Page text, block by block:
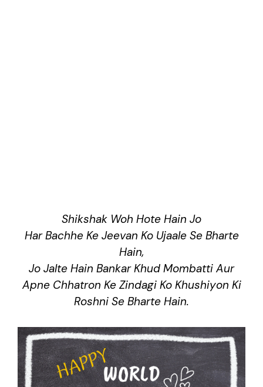
Shikshak Woh Hote Hain Jo
Har Bachhe Ke Jeevan Ko Ujaale Se Bharte
Hain,
Jo Jalte Hain Bankar Khud Mombatti Aur
Apne Chhatron Ke Zindagi Ko Khushiyon Ki
Roshni Se Bharte Hain.